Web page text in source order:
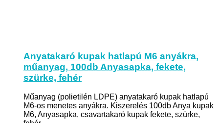
Anyatakaró kupak hatlapú M6 anyákra,
műanyag, 100db Anyasapka, fekete,
szürke, fehér
Műanyag (polietilén LDPE) anyatakaró kupak hatlapú
M6-os menetes anyákra. Kiszerelés 100db Anya kupak
M6, Anyasapka, csavartakaró kupak fekete, szürke,